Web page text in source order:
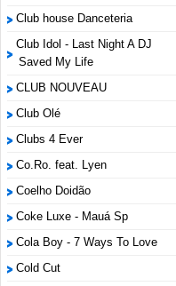
Club house Danceteria
Club Idol - Last Night A DJ
Saved My Life
CLUB NOUVEAU
Club Olé
Clubs 4 Ever
Co.Ro. feat. Lyen
Coelho Doidão
Coke Luxe - Mauá Sp
Cola Boy - 7 Ways To Love
Cold Cut